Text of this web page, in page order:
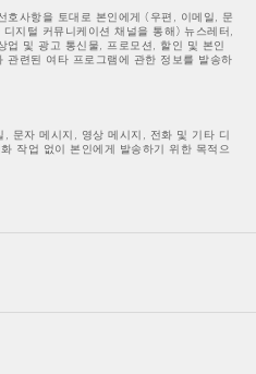
호사항을 토대로 본인에게 (우편, 이메일, 문
지털 커뮤니케이션 채널을 통해) 뉴스레터,
업 및 광고 통신물, 프로모션, 할인 및 본인
련된 여타 프로그램에 관한 정보를 발송하
문자 메시지, 영상 메시지, 전화 및 기타 디
작업 없이 본인에게 발송하기 위한 목적으